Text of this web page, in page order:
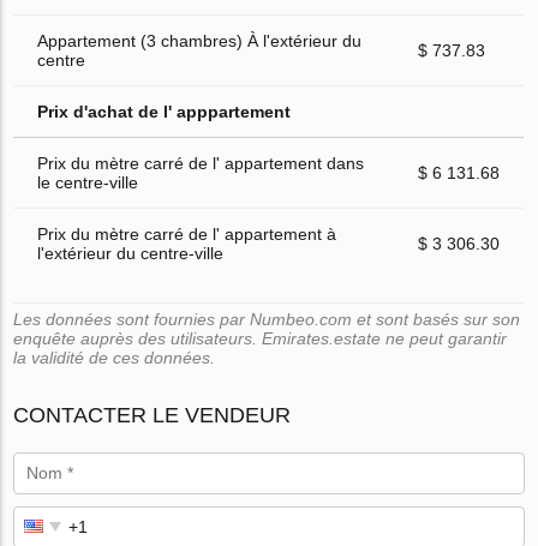
Appartement (3 chambres) À l'extérieur du
centre
$ 737.83
Prix d'achat de l' apppartement
Prix du mètre carré de l' appartement dans
le centre-ville
$ 6 131.68
Prix du mètre carré de l' appartement à
l'extérieur du centre-ville
$ 3 306.30
Les données sont fournies par Numbeo.com et sont basés sur son
enquête auprès des utilisateurs. Emirates.estate ne peut garantir
la validité de ces données.
CONTACTER LE VENDEUR